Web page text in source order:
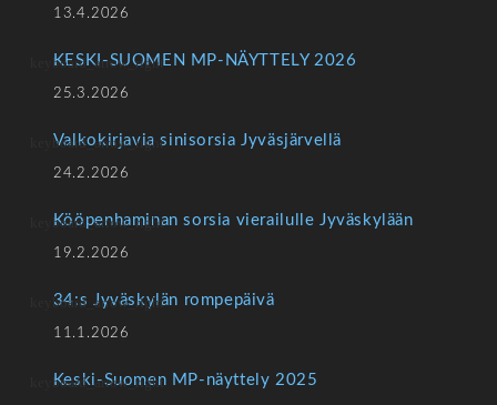
13.4.2026
KESKI-SUOMEN MP-NÄYTTELY 2026
25.3.2026
Valkokirjavia sinisorsia Jyväsjärvellä
24.2.2026
Kööpenhaminan sorsia vierailulle Jyväskylään
19.2.2026
34:s Jyväskylän rompepäivä
11.1.2026
Keski-Suomen MP-näyttely 2025